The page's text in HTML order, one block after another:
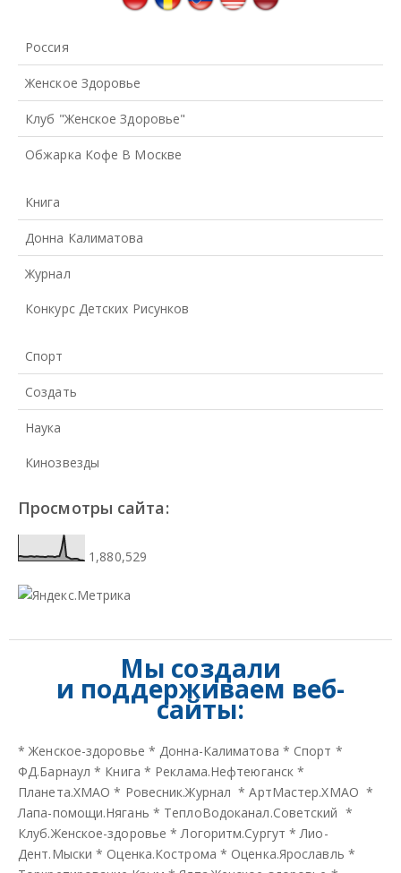
Россия
Женское Здоровье
Клуб "Женское Здоровье"
Обжарка Кофе В Москве
Книга
Донна Калиматова
Журнал
Конкурс Детских Рисунков
Спорт
Создать
Наука
Кинозвезды
Просмотры сайта:
1,880,529
Мы создали
и поддерживаем веб-
сайты:
*Женское-здоровье * Донна-Калиматова * Спорт *
ФД.Барнаул * Книга * Реклама.Нефтеюганск *
Планета.ХМАО * Ровесник.Журнал *АртМастер.ХМАО *
Лапа-помощи.Нягань * ТеплоВодоканал.Советский *
Клуб.Женское-здоровье * Логоритм.Сургут * Лио-
Дент.Мыски * Оценка.Кострома * Оценка.Ярославль *